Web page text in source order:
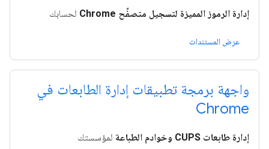
إدارة الرموز المميزة لتسجيل متصفِّح Chrome لحسابك
عرض المستندات
واجهة برمجة تطبيقات إدارة الطابعات في
Chrome
إدارة طابعات CUPS وخوادم الطباعة لمؤسستك